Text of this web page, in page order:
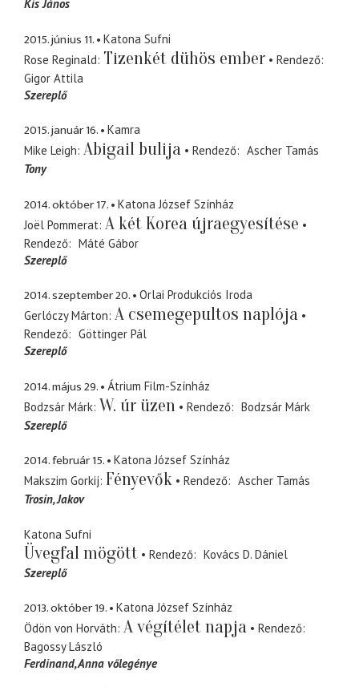
Kis János
2015. június 11.
Katona Sufni
Rose Reginald Tizenkét dühös ember
Rendező
Gigor Attila
Szereplő
2015. január 16.
Kamra
Mike Leigh Abigail bulija Rendező
Ascher Tamás
Tony
2014. október 17.
Katona József Színház
Joël Pommerat A két Korea újraegyesítése
Rendező
Máté Gábor
Szereplő
2014. szeptember 20.
Orlai Produkciós Iroda
Gerlóczy Márton A csemegepultos naplója
Rendező
Göttinger Pál
Szereplő
2014. május 29.
Átrium Film-Színház
Bodzsár Márk W. úr üzen Rendező
Bodzsár Márk
Szereplő
2014. február 15.
Katona József Színház
Makszim Gorkij Fényevők Rendező
Ascher Tamás
Trosin Jakov
Katona Sufni
Üvegfal mögött Rendező
Kovács D. Dániel
Szereplő
2013. október 19.
Katona József Színház
Ödön von Horváth A végítélet napja
Rendező
Bagossy László
Ferdinand Anna vőlegénye